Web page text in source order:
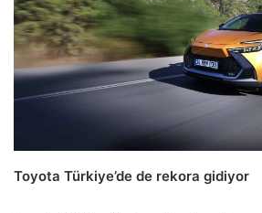
Toyota Türkiye’de de rekora gidiyor